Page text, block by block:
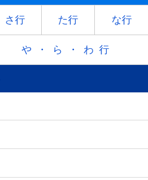
ユ - ヨ
レ
さ行 た行 な行
や・ら・わ行